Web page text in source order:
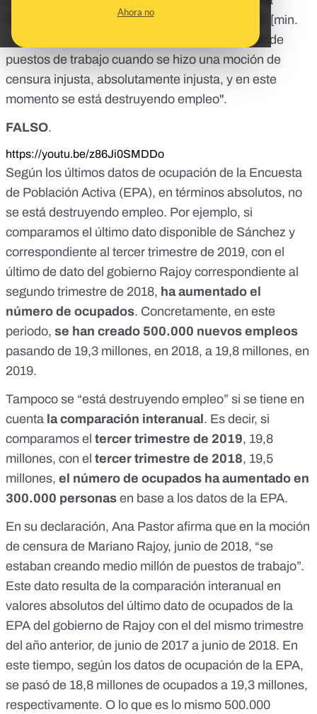
Ahora no
Pastor, ha dicho durante una entrevista en TVE [min.
1:25:35
] que “se estaban creando medio millón de
puestos de trabajo cuando se hizo una moción de
censura injusta, absolutamente injusta, y en este
momento se está destruyendo empleo".
FALSO.
https://youtu.be/z86Ji0SMDDo
Según los últimos datos de ocupación de la Encuesta
de Población Activa (EPA), en términos absolutos, no
se está destruyendo empleo. Por ejemplo, si
comparamos el último dato disponible de Sánchez y
correspondiente al tercer trimestre de 2019, con el
último de dato del gobierno Rajoy correspondiente al
segundo trimestre de 2018, ha aumentado el
número de ocupados. Concretamente, en este
periodo, se han creado 500.000 nuevos empleos
pasando de 19,3 millones, en 2018, a 19,8 millones, en
2019.
Tampoco se “está destruyendo empleo” si se tiene en
cuenta la comparación interanual . Es decir, si
comparamos el tercer trimestre de 2019, 19,8
millones, con el tercer trimestre de 2018, 19,5
millones, el número de ocupados ha aumentado en
300.000 personas en base a los datos de la EPA.
En su declaración, Ana Pastor afirma que en la moción
de censura de Mariano Rajoy, junio de 2018, “se
estaban creando medio millón de puestos de trabajo”.
Este dato resulta de la comparación interanual en
valores absolutos del último dato de ocupados de la
EPA del gobierno de Rajoy con el del mismo trimestre
del año anterior, de junio de 2017 a junio de 2018. En
este tiempo, según los datos de ocupación de la EPA,
se pasó de 18,8 millones de ocupados a 19,3 millones,
respectivamente. O lo que es lo mismo 500.000